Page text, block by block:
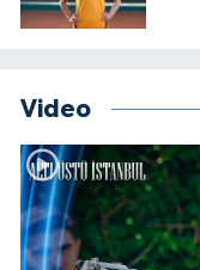
Video